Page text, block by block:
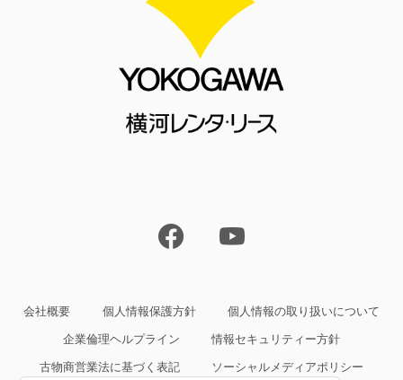
会社概要 個人情報保護方針 個人情報の取り扱いについて
企業倫理ヘルプライン 情報セキュリティー方針
古物商営業法に基づく表記 ソーシャルメディアポリシー